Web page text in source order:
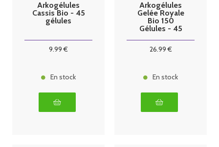
Arkogélules
Cassis Bio - 45
gélules
9.99 €
En stock
Arkogélules
Gelée Royale
Bio 150
Gélules - 45
26.99€
En stock